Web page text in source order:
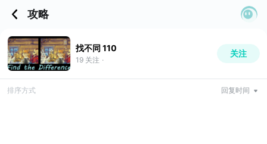
攻略
找不同 110
19 关注 ·
关注
排序方式 回复时间